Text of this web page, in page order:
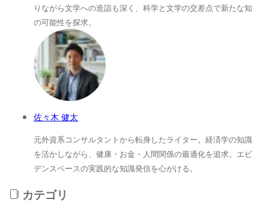
りながら文学への造詣も深く、科学と文学の交差点で新たな知
の可能性を探求。
佐々木 健太
元外資系コンサルタントから転身したライター。経済学の知識
を活かしながら、健康・お金・人間関係の最適化を追求。エビ
デンスベースの実践的な知識発信を心がける。
カテゴリ